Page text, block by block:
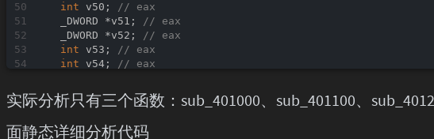
int v50;
// eax
  _DWORD *v51;
// eax
  _DWORD *v52;
// eax
int v53;
// eax
int v54;
// eax
int v56; // eax
int v57; // eax
int v59; // eax
实际分析只有三个函数：sub_401000、sub_401100、
面静态详细分析代码